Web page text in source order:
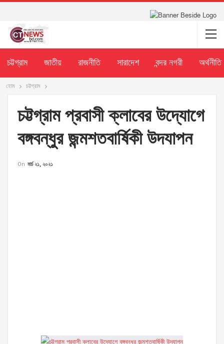
চট্টগ্রাম জাতীয় রাজনীতি সারাদেশ বন্দর নগরী অর্থনীতি
হোম চট্টগ্রাম
চট্টগ্রাম প্রবাসী ক্লাবের উদ্যোগে
বঙ্গবন্ধুর জন্মশতবার্ষিকী উদযাপন
On মার্চ ২১, ২০২১